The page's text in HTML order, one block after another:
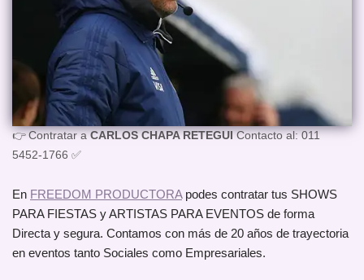
👉 Contratar aCARLOS CHAPA RETEGUIContacto al: 011
5452-1766 ✅
En FREEDOM PRODUCTORApodes contratar tus SHOWS
PARA FIESTAS y ARTISTAS PARA EVENTOS de forma
Directa y segura. Contamos con más de 20 años de trayectoria
en eventos tanto Sociales como Empresariales.